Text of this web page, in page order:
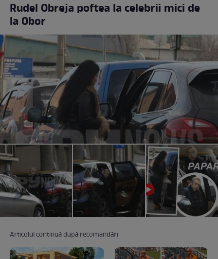
Rudel Obreja poftea la celebrii mici de
la Obor
Articolul continuă după recomandări